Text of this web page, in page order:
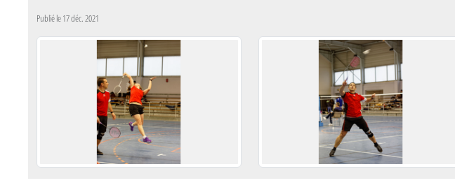
Publié le17 déc. 2021